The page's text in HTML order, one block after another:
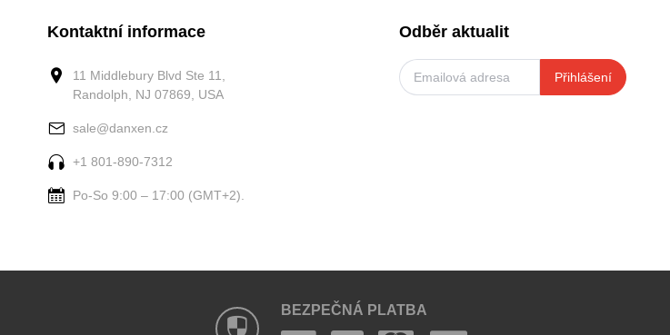
Kontaktní informace
11 Middlebury Blvd Ste 11,
Randolph, NJ 07869, USA
sale@danxen.cz
+1 801-890-7312
Po-So 9:00 – 17:00 (GMT+2).
Odběr aktualit
Přihlášení
BEZPEČNÁ PLATBA